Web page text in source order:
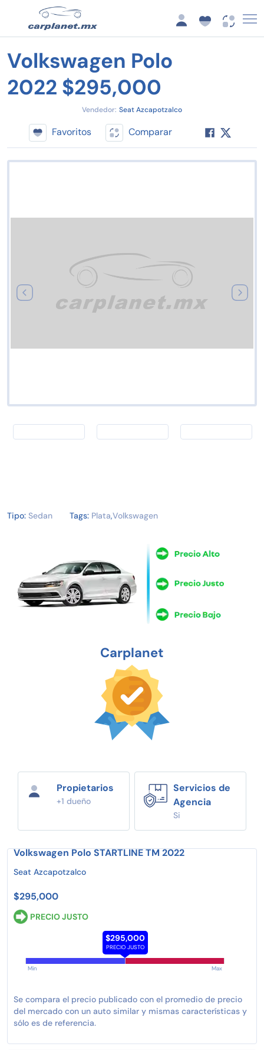
Volkswagen Polo
2022 $295,000
Vendedor: Seat Azcapotzalco
Favoritos Comparar
Tipo: Sedan Tags: Plata,Volkswagen
Carplanet
Propietarios
+1 dueño
Servicios de
Agencia
Si
Volkswagen Polo STARTLINE TM 2022
Seat Azcapotzalco
$295,000
PRECIO JUSTO
$295,000
PRECIO JUSTO
Min Max
Se compara el precio publicado con el promedio de precio
del mercado con un auto similar y mismas características y
sólo es de referencia.